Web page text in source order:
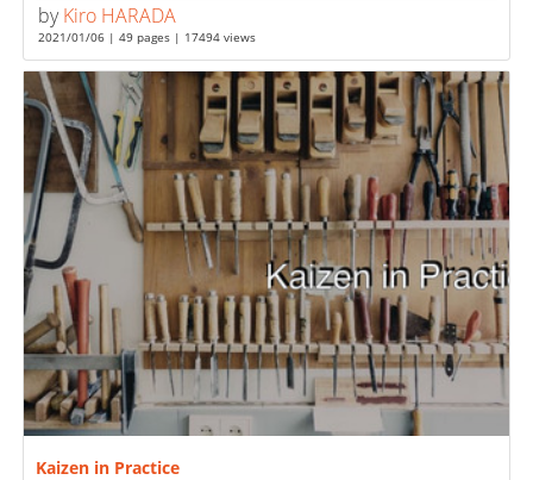
byKiro HARADA
2021/01/06 | 49 pages | 17494 views
Kaizen in Practice